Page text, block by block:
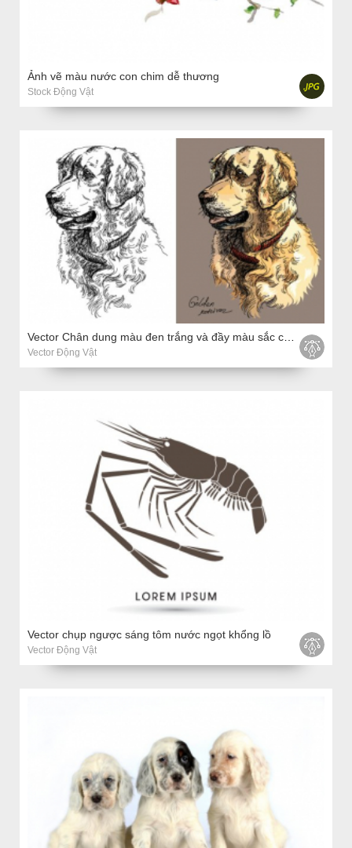
Ảnh vẽ màu nước con chim dễ thương
Stock Động Vật
Vector Động Vật
Vector chụp ngược sáng tôm nước ngọt khổng lồ
Vector Động Vật